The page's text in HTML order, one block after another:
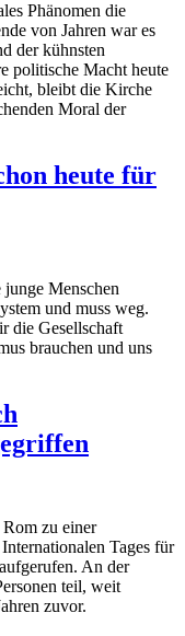
Phänomen die
von Jahren war es
der kühnsten
politische Macht heute
bleibt die Kirche
Moral der
heute für
Menschen
und muss weg.
die Gesellschaft
brauchen und uns
zu einer
Tages für
An der
teil, weit
zuvor.